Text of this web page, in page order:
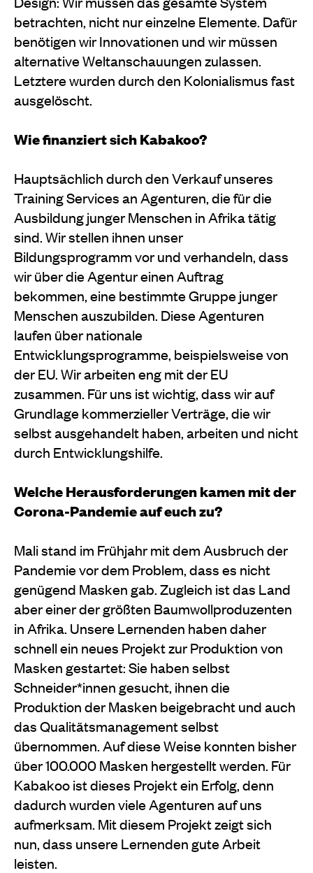
betrachten, nicht nur einzelne Elemente. Dafür
benötigen wir Innovationen und wir müssen
alternative Weltanschauungen zulassen.
Letztere wurden durch den Kolonialismus fast
ausgelöscht.
Wie finanziert sich Kabakoo?
Hauptsächlich durch den Verkauf unseres
Training Services an Agenturen, die für die
Ausbildung junger Menschen in Afrika tätig
sind. Wir stellen ihnen unser
Bildungsprogramm vor und verhandeln, dass
wir über die Agentur einen Auftrag
bekommen, eine bestimmte Gruppe junger
Menschen auszubilden. Diese Agenturen
laufen über nationale
Entwicklungsprogramme, beispielsweise von
der EU. Wir arbeiten eng mit der EU
zusammen. Für uns ist wichtig, dass wir auf
Grundlage kommerzieller Verträge, die wir
selbst ausgehandelt haben, arbeiten und nicht
durch Entwicklungshilfe.
Welche Herausforderungen kamen mit der
Corona-Pandemie auf euch zu?
Mali stand im Frühjahr mit dem Ausbruch der
Pandemie vor dem Problem, dass es nicht
genügend Masken gab. Zugleich ist das Land
aber einer der größten Baumwollproduzenten
in Afrika. Unsere Lernenden haben daher
schnell ein neues Projekt zur Produktion von
Masken gestartet: Sie haben selbst
Schneider*innen gesucht, ihnen die
Produktion der Masken beigebracht und auch
das Qualitätsmanagement selbst
übernommen. Auf diese Weise konnten bisher
über 100.000 Masken hergestellt werden. Für
Kabakoo ist dieses Projekt ein Erfolg, denn
dadurch wurden viele Agenturen auf uns
aufmerksam. Mit diesem Projekt zeigt sich
nun, dass unsere Lernenden gute Arbeit
leisten.